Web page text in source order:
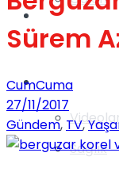
Gündem
Yaşam
Sağlık
Sürem
CumCuma
27/11/2017
Gündem, TV,